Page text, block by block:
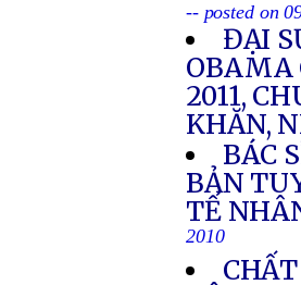
-- posted on
ĐẠI
OBAMA
2011,
KHĂN,
BÁC
BẢN
TẾ
2010